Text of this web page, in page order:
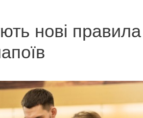
нові правила